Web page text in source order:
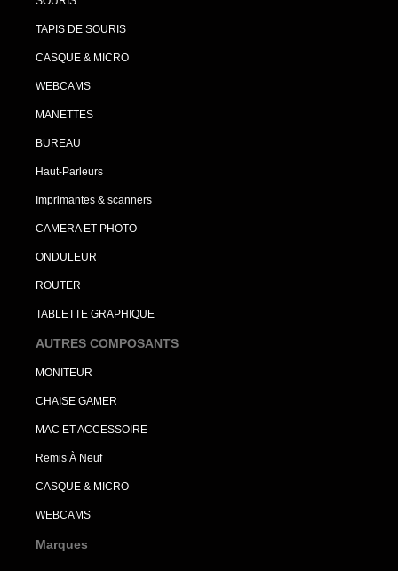
TAPIS DE SOURIS
CASQUE & MICRO
WEBCAMS
MANETTES
BUREAU
Haut-Parleurs
Imprimantes & scanners
CAMERA ET PHOTO
ONDULEUR
ROUTER
TABLETTE GRAPHIQUE
AUTRES COMPOSANTS
MONITEUR
CHAISE GAMER
MAC ET ACCESSOIRE
Remis À Neuf
CASQUE & MICRO
WEBCAMS
Marques